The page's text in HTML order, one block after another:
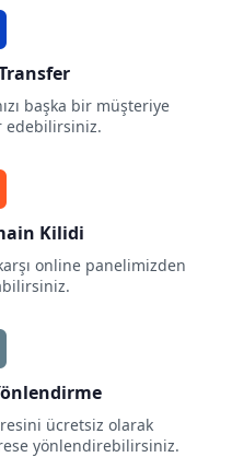
başka bir müşteriye
edebilirsiniz.
Kilidi
online panelimizden
ücretsiz olarak
yönlendirebilirsiniz.